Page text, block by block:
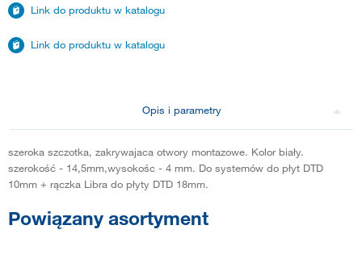
Link do produktu w katalogu
Link do produktu w katalogu
Opis i parametry
szeroka szczotka, zakrywajaca otwory montazowe. Kolor biały.
szerokość - 14,5mm,wysokośc - 4 mm. Do systemów do płyt DTD
10mm + rączka Libra do płyty DTD 18mm.
Powiązany asortyment